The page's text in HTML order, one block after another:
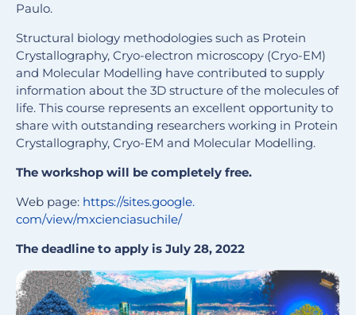
Paulo.
Structural biology methodologies such as Protein
Crystallography, Cryo-electron microscopy (Cryo-EM)
and Molecular Modelling have contributed to supply
information about the 3D structure of the molecules of
life. This course represents an excellent opportunity to
share with outstanding researchers working in Protein
Crystallography, Cryo-EM and Molecular Modelling.
The workshop will be completely free.
Web page: https://sites.google.
com/view/mxcienciasuchile/
The deadline to apply is July 28, 2022